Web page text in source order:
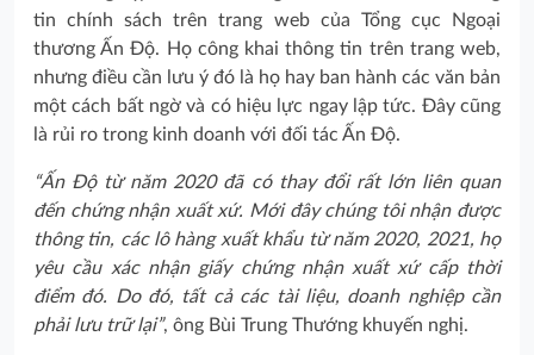
tin chính sách trên trang web của Tổng cục Ngoại
thương Ấn Độ. Họ công khai thông tin trên trang web,
nhưng điều cần lưu ý đó là họ hay ban hành các văn bản
một cách bất ngờ và có hiệu lực ngay lập tức. Đây cũng
là rủi ro trong kinh doanh với đối tác Ấn Độ.
“Ấn Độ từ năm 2020 đã có thay đổi rất lớn liên quan
đến chứng nhận xuất xứ. Mới đây chúng tôi nhận được
thông tin, các lô hàng xuất khẩu từ năm 2020, 2021, họ
yêu cầu xác nhận giấy chứng nhận xuất xứ cấp thời
điểm đó. Do đó, tất cả các tài liệu, doanh nghiệp cần
phải lưu trữ lại”, ông Bùi Trung Thướng khuyến nghị.